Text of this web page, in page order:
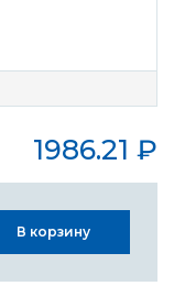
1986.21 ₽
В корзину